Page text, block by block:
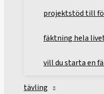
projektstöd till
fäktning hela
vill du starta en
tävling